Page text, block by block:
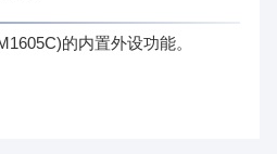
的内置外设功能。